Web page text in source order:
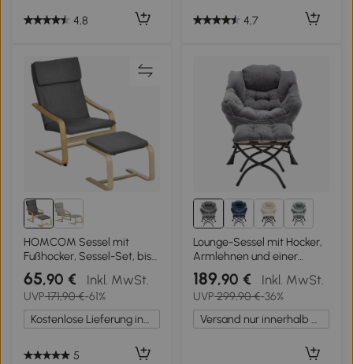
4,8 4,7
HOMCOM Sessel mit
Fußhocker, Sessel-Set, bis
120 kg, Leinenoptik,
Massivholz, Grau + Natur,
66,5 x 80 x 99 cm
65,90 € Inkl. MwSt.
UVP171,90 €-61%
Kostenlose Lieferung innerhalb Deutschlands
5
1+
Lounge-Sessel mit Hocker,
Armlehnen und einer
Seitentasche, Flanellbezug,
69,9 x 64,0 x 95,0 cm, Grau
189,90 € Inkl. MwSt.
UVP299,90 €-36%
Versand nur innerhalb Deutschlands